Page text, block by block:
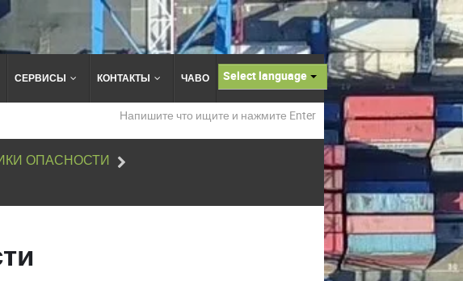
СЕРВИСЫ КОНТАКТЫ ЧАВО Select language
сайту
ОПАСНОСТИ